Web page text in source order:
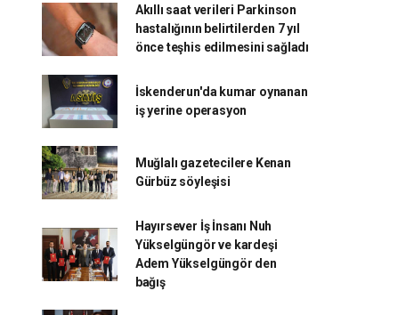
Akıllı saat verileri Parkinson
hastalığının belirtilerden 7 yıl
önce teşhis edilmesini sağladı
İskenderun'da kumar oynanan
iş yerine operasyon
Muğlalı gazetecilere Kenan
Gürbüz söyleşisi
Hayırsever İş İnsanı Nuh
Yükselgüngör ve kardeşi
Adem Yükselgüngör den
bağış